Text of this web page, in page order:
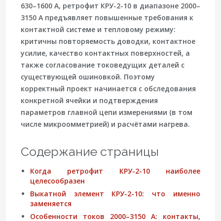
630–1600 А, ретрофит КРУ-2-10 в диапазоне 2000–
3150 А предъявляет повышенные требования к
контактной системе и тепловому режиму:
критичны повторяемость доводки, контактное
усилие, качество контактных поверхностей, а
также согласование токоведущих деталей с
существующей ошиновкой. Поэтому
корректный проект начинается с обследования
конкретной ячейки и подтверждения
параметров главной цепи измерениями (в том
числе микроомметрией) и расчётами нагрева.
Содержание страницы
Когда ретрофит КРУ-2-10 наиболее
целесообразен
Выкатной элемент КРУ-2-10: что именно
заменяется
Особенности токов 2000–3150 А: контакты,